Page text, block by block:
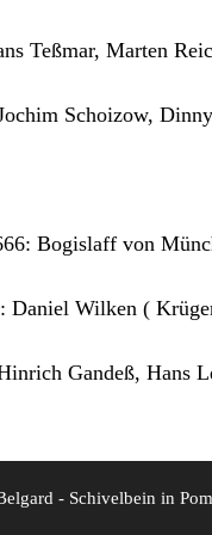
Teßmar, Marten
Schoizow,
Bogislaff von
Daniel Wilken (
Gandeß, Hans
- Schivelbein in